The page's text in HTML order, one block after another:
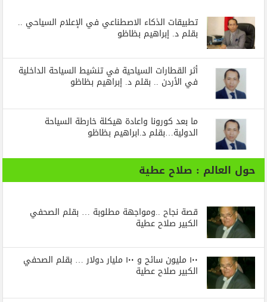
تطبيقات الذكاء الاصطناعي في الإعلام السياحي ..
بقلم د. إبراهيم بظاظو
أثر القطارات السياحية في تنشيط السياحة الداخلية
في الأردن .. بقلم د. إبراهيم بظاظو
ما بعد كورونا واعادة هيكلة خارطة السياحة
الدولية…بقلم د.ابراهيم بظاظو
حول العالم : صلاح عطية
قصة نجاح ..ومواجهة مطلوبة … بقلم الصحفي
الكبير صلاح عطية
١٠٠ مليون سائح و ١٠٠ مليار دولار … بقلم الصحفي
الكبير صلاح عطية